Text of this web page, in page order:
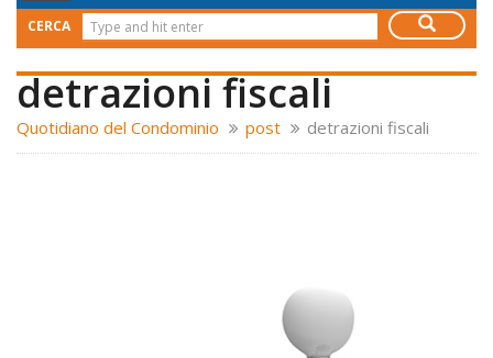
Navigation
CERCA
detrazioni fiscali
Quotidiano del Condominio post detrazioni fiscali